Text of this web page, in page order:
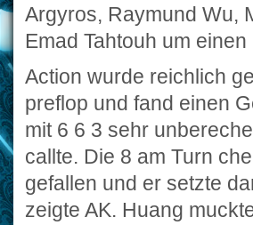
Argyros, Raymund Wu,
Emad Tahtouh um
Action wurde reichlich
preflop und fand einen
mit 6 6 3 sehr
callte. Die 8 am Turn
gefallen und er setzte
zeigte AK. Huang